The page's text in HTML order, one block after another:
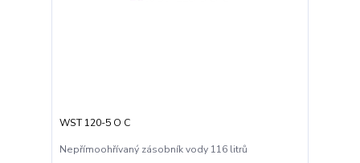
WST 120-5 O C
Nepřímoohřívaný zásobník vody 116 litrů